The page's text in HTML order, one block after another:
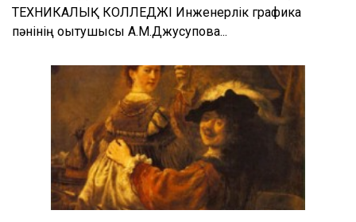
ТЕХНИКАЛЫҚ КОЛЛЕДЖІ Инженерлік графика
пәнінің оқытушысы А.М.Джусупова...